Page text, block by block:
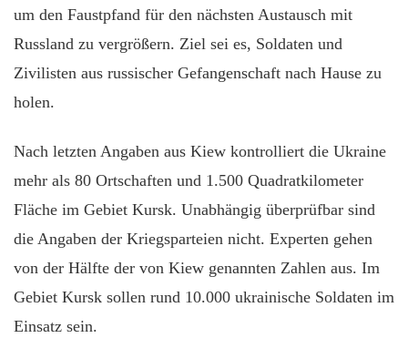
um den Faustpfand für den nächsten Austausch mit
Russland zu vergrößern. Ziel sei es, Soldaten und
Zivilisten aus russischer Gefangenschaft nach Hause zu
holen.
Nach letzten Angaben aus Kiew kontrolliert die Ukraine
mehr als 80 Ortschaften und 1.500 Quadratkilometer
Fläche im Gebiet Kursk. Unabhängig überprüfbar sind
die Angaben der Kriegsparteien nicht. Experten gehen
von der Hälfte der von Kiew genannten Zahlen aus. Im
Gebiet Kursk sollen rund 10.000 ukrainische Soldaten im
Einsatz sein.